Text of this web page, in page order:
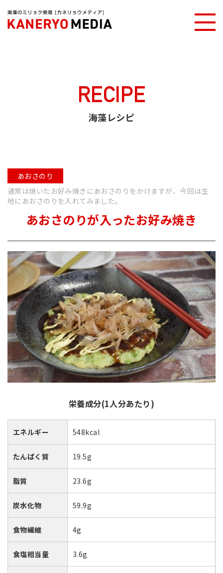
カネリョウメディアTOP
海藻レシピ
RECIPE
海藻レシピ
あおさのり
通常は焼いたお好み焼きにあおさのりをかけますが、今回は生
地にあおさのりを入れてみました。
あおさのりが入ったお好み焼き
栄養成分(1人分あたり)
エネルギー 548kcal
たんぱく質 19.5g
脂質 23.6g
炭水化物 59.9g
食物繊維 4g
食塩相当量 3.6g